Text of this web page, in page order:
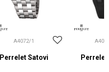
A4072/1
Perrelet Satovi